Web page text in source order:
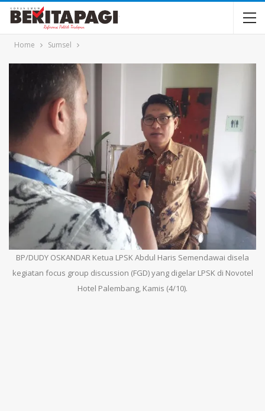
Home Sumsel
BP/DUDY OSKANDAR Ketua LPSK Abdul Haris Semendawai disela
kegiatan focus group discussion (FGD) yang digelar LPSK di Novotel
Hotel Palembang, Kamis (4/10).